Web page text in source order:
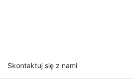
Skontaktuj się z nami